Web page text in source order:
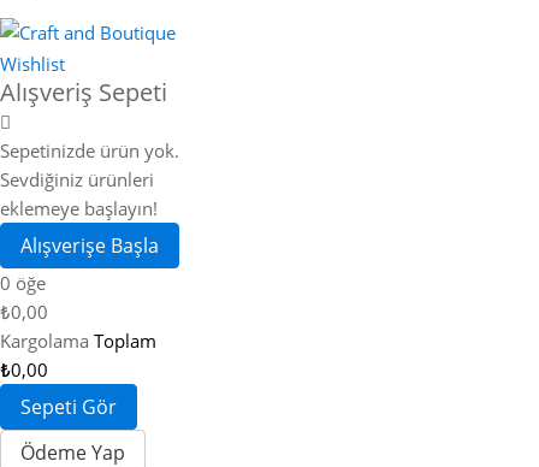
Wishlist
Alışveriş Sepeti
Sepetinizde ürün yok.
Sevdiğiniz ürünleri
eklemeye başlayın!
Alışverişe Başla
0 öğe
₺0,00
Kargolama Toplam
₺0,00
Sepeti Gör
Ödeme Yap